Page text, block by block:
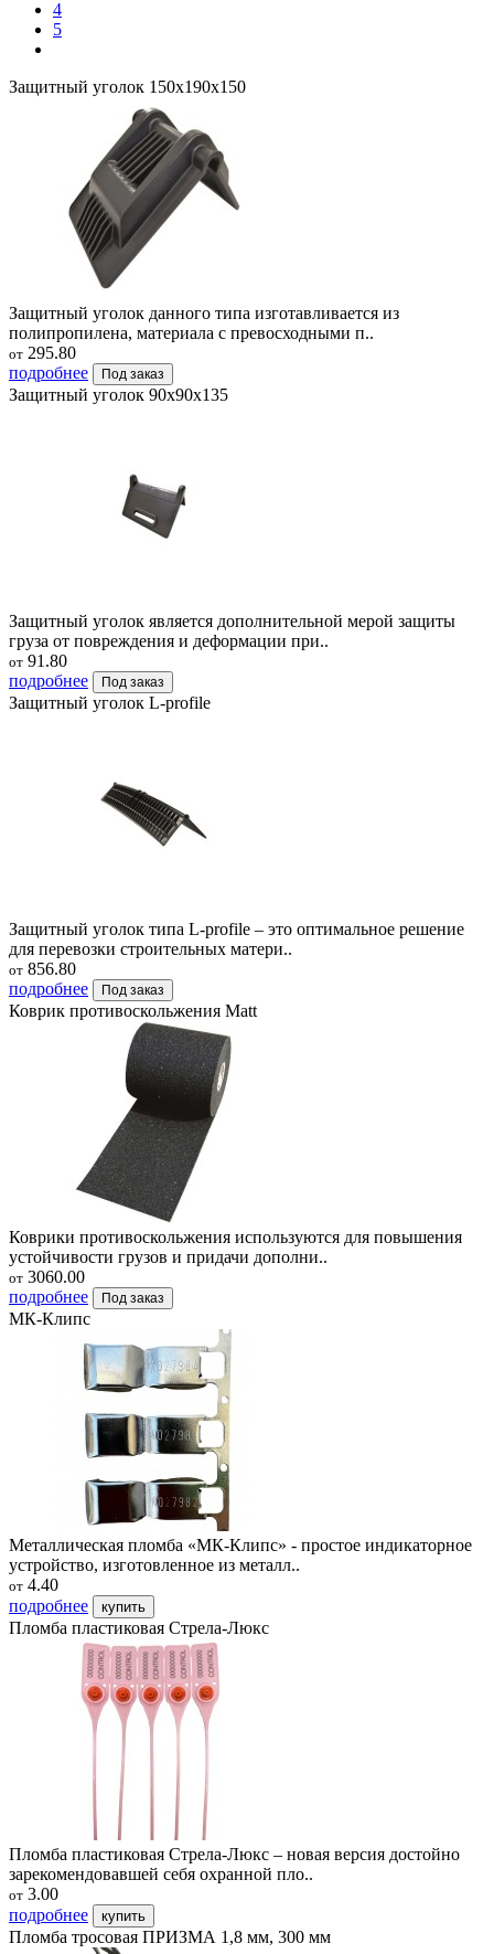
4
5
Защитный уголок 150х190х150
Защитный уголок данного типа изготавливается из
полипропилена, материала с превосходными п..
от 295.80
подробнее
Под заказ
Защитный уголок 90х90х135
Защитный уголок является дополнительной мерой защиты
груза от повреждения и деформации при..
от 91.80
подробнее
Под заказ
Защитный уголок L-profile
Защитный уголок типа L-profile – это оптимальное решение
для перевозки строительных матери..
от 856.80
подробнее
Под заказ
Коврик противоскольжения Matt
Коврики противоскольжения используются для повышения
устойчивости грузов и придачи дополни..
от 3060.00
подробнее
Под заказ
МК-Клипс
Металлическая пломба «МК-Клипс» - простое индикаторное
устройство, изготовленное из металл..
от 4.40
подробнее
купить
Пломба пластиковая Стрела-Люкс
Пломба пластиковая Стрела-Люкс – новая версия достойно
зарекомендовавшей себя охранной пло..
от 3.00
подробнее
купить
Пломба тросовая ПРИЗМА 1,8 мм, 300 мм